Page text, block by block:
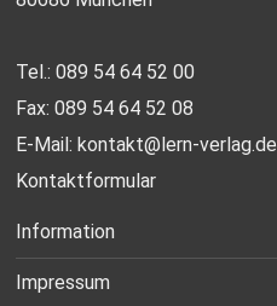
Tel.: 089 54 64 52 00
Fax: 089 54 64 52 08
E-Mail:kontakt@lern-verlag.de
Kontaktformular
Information
Impressum